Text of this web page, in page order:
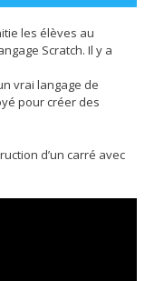
les élèves au
Scratch. Il y a
vrai langage de
pour créer des
d’un carré avec